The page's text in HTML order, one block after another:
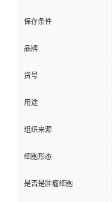
保存条件
品牌
货号
用途
组织来源
细胞形态
是否是肿瘤细胞